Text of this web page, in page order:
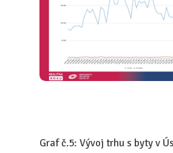
Graf č.5: Vývoj trhu s byty v